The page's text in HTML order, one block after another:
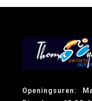
Openingsuren: